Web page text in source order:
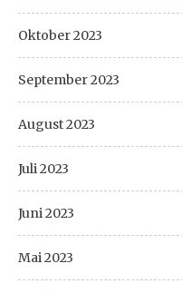
Oktober 2023
September 2023
August 2023
Juli 2023
Juni 2023
Mai 2023